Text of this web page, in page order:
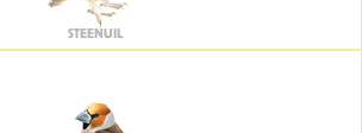
STEENUIL